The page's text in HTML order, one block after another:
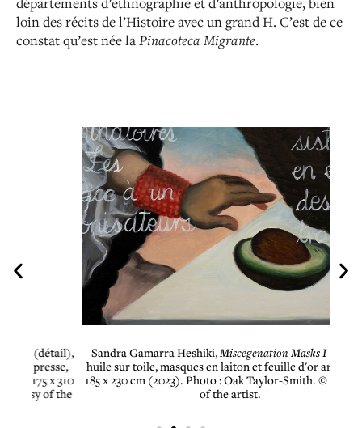
loin des récits de l’Histoire avec un grand H. C’est de ce
constat qu’est née laPinacotecaMigrante.
Sandra Gamarra Heshiki,Miscegenation Masks I(détail),
huile sur toile, masques en laiton et feuille d'or artificielle,
185 x 230 cm (2023). Photo : Oak Taylor-Smith. © Courtesy
of the artist.